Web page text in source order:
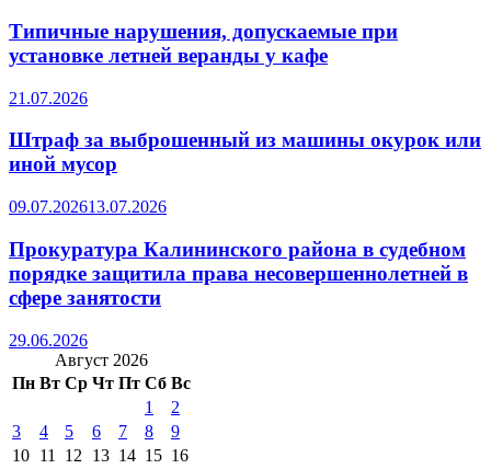
Типичные нарушения, допускаемые при
установке летней веранды у кафе
21.07.2026
Штраф за выброшенный из машины окурок или
иной мусор
09.07.202613.07.2026
Прокуратура Калининского района в судебном
порядке защитила права несовершеннолетней в
сфере занятости
29.06.2026
Август 2026
Пн Вт Ср Чт Пт Сб Вс
1
2
3
4 5 6 7 8
9
10 11 12 13 14 15 16